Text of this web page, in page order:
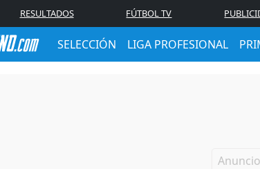
RESULTADOS FÚTBOL TV
SELECCIÓN LIGA PROFESIONAL